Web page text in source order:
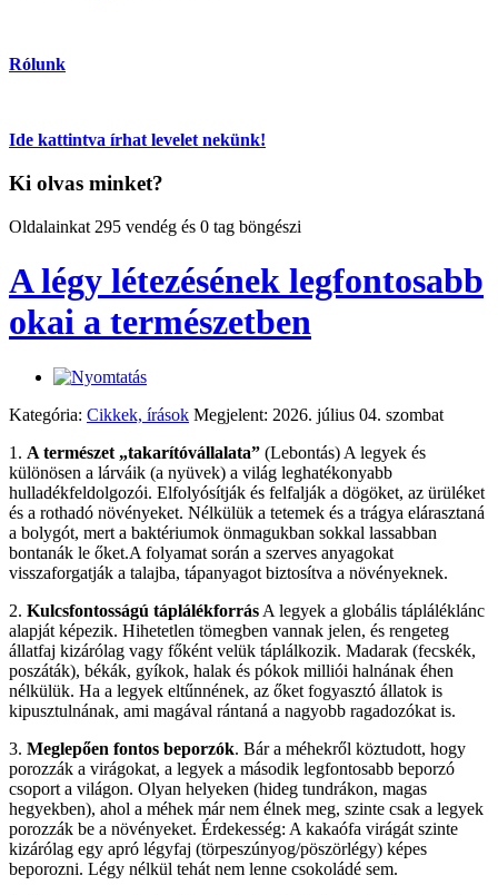
Rólunk
Ide kattintva írhat levelet nekünk!
Ki olvas minket?
Oldalainkat 295 vendég és 0 tag böngészi
A légy létezésének legfontosabb
okai a természetben
Kategória: Cikkek, írások Megjelent: 2026. július 04. szombat
1. A természet „takarítóvállalata” (Lebontás) A legyek és
különösen a lárváik (a nyüvek) a világ leghatékonyabb
hulladékfeldolgozói. Elfolyósítják és felfalják a dögöket, az ürüléket
és a rothadó növényeket. Nélkülük a tetemek és a trágya elárasztaná
a bolygót, mert a baktériumok önmagukban sokkal lassabban
bontanák le őket.A folyamat során a szerves anyagokat
visszaforgatják a talajba, tápanyagot biztosítva a növényeknek.
2. Kulcsfontosságú táplálékforrás A legyek a globális tápláléklánc
alapját képezik. Hihetetlen tömegben vannak jelen, és rengeteg
állatfaj kizárólag vagy főként velük táplálkozik. Madarak (fecskék,
poszáták), békák, gyíkok, halak és pókok milliói halnának éhen
nélkülük. Ha a legyek eltűnnének, az őket fogyasztó állatok is
kipusztulnának, ami magával rántaná a nagyobb ragadozókat is.
3. Meglepően fontos beporzók. Bár a méhekről köztudott, hogy
porozzák a virágokat, a legyek a második legfontosabb beporzó
csoport a világon. Olyan helyeken (hideg tundrákon, magas
hegyekben), ahol a méhek már nem élnek meg, szinte csak a legyek
porozzák be a növényeket. Érdekesség: A kakaófa virágát szinte
kizárólag egy apró légyfaj (törpeszúnyog/pöszörlégy) képes
beporozni. Légy nélkül tehát nem lenne csokoládé sem.